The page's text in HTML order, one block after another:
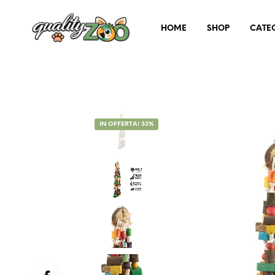
HOME SHOP
IN OFFERTA! 33%